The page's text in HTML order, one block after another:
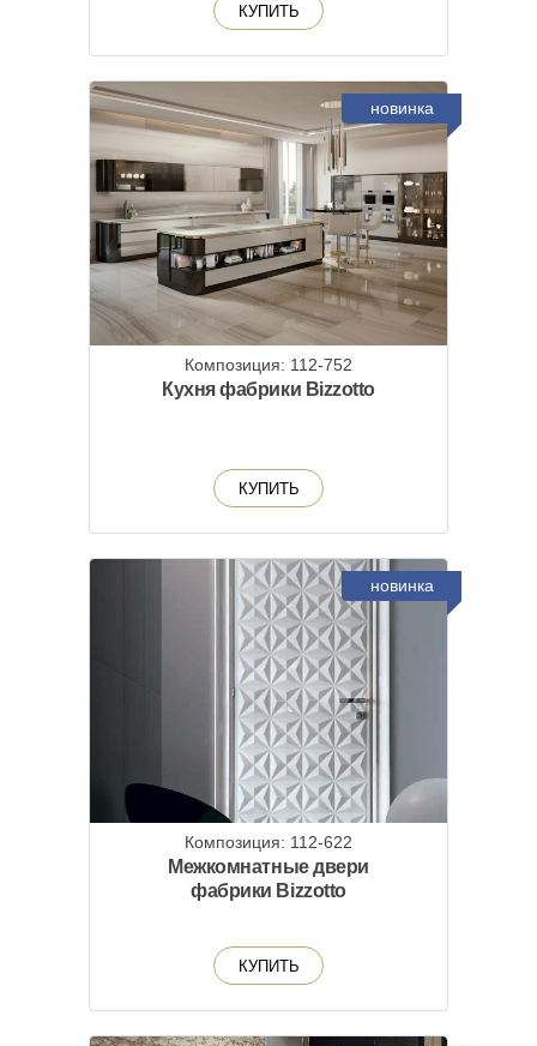
КУПИТЬ
новинка
Композиция: 112-752
Кухня фабрики Bizzotto
КУПИТЬ
новинка
Композиция: 112-622
Межкомнатные двери
фабрики Bizzotto
КУПИТЬ